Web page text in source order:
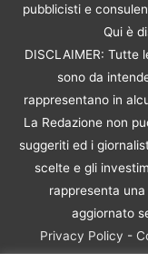
pubblicisti e
Qui è
DISCLAIMER: Tutte
sono da
rappresentano in
La Redazione non
suggeriti ed i
scelte e gli
rappresenta
aggiornato
Privacy Policy -